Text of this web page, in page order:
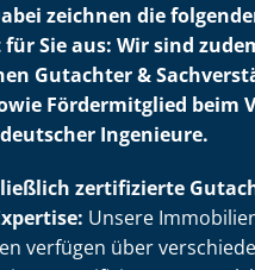
zeichnen die
Sie aus: Wir sind
Gutachter &
Fördermitglied beim
deutscher Ingenieure.
zertifizierte
Unsere
verfügen über